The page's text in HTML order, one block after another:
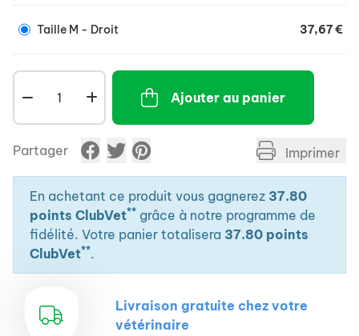
Taille M - Droit 37,67 €
Ajouter au panier
Partager Imprimer
En achetant ce produit vous gagnerez 37.80
points ClubVet** grâce à notre programme de
fidélité. Votre panier totalisera 37.80 points
ClubVet**.
Livraison gratuite chez votre
vétérinaire